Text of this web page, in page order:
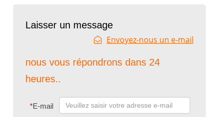
Laisser un message
Envoyez-nous un e-mail
nous vous répondrons dans 24
heures..
*E-mail